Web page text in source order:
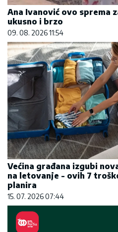
Ana Ivanović ovo sprema
ukusno i brzo
09. 08. 2026 11:54
Većina građana izgubi
na letovanje - ovih 7
planira
15. 07. 2026 07:44